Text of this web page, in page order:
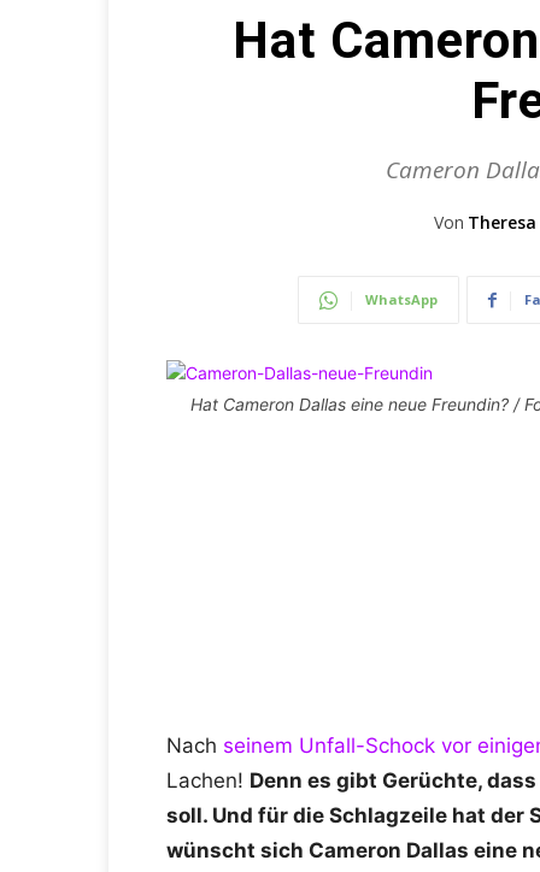
Hat
Cameron
Von Theresa
WhatsApp
Hat Cameron Dallas eine neue Freundin? /
Nach seinem Unfall-Schock vor
Lachen! Denn es gibt Gerüchte,
soll. Und für die Schlagzeile hat der
wünscht sich Cameron Dallas eine